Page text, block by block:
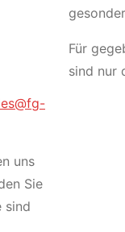
uns
Sie
sind
Für
sind nur